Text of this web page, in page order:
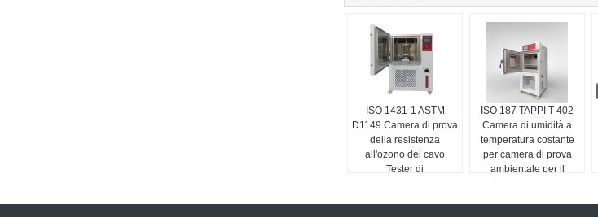
ISO 1431-1 ASTM
D1149 Camera di prova
della resistenza
all'ozono del cavo
Tester di
ISO 187 TAPPI T 402
Camera di umidità a
temperatura costante
per camera di prova
ambientale per il